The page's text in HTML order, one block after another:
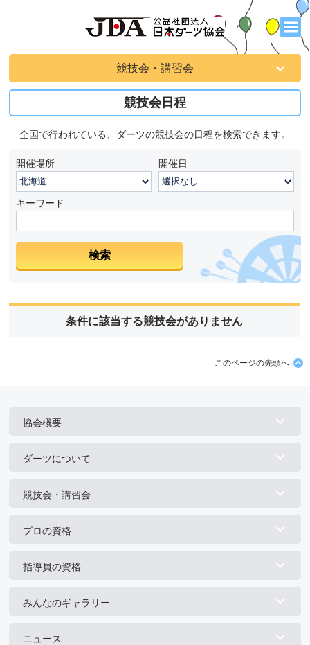
競技会・講習会
競技会日程
全国で行われている、ダーツの競技会の日程を検索できます。
開催場所 開催日
キーワード
条件に該当する競技会がありません
このページの先頭へ
協会概要
ダーツについて
競技会・講習会
プロの資格
指導員の資格
みんなのギャラリー
ニュース